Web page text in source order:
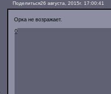
Поделиться26 августа, 2015г. 17:00:41
Орка не возражает.
0